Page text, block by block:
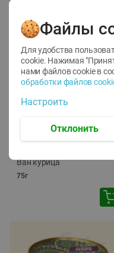
12
1.05 руб./
руб./шт
Корм влаж. для кош. с
Ван курица
75г
Файлы
Для удобства
cookie. Нажимая
нами файлов cookie в
обработки файлов
Настроить
Отклонить